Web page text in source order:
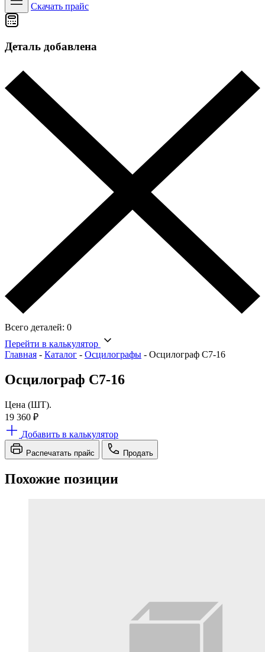
Скачать прайс
Деталь добавлена
Всего деталей: 0
Перейти в калькулятор
Главная - Каталог - Осцилографы - Осцилограф С7-16
Осцилограф С7-16
Цена (ШТ).
19 360 ₽
Добавить в калькулятор
Распечатать прайс Продать
Похожие позиции